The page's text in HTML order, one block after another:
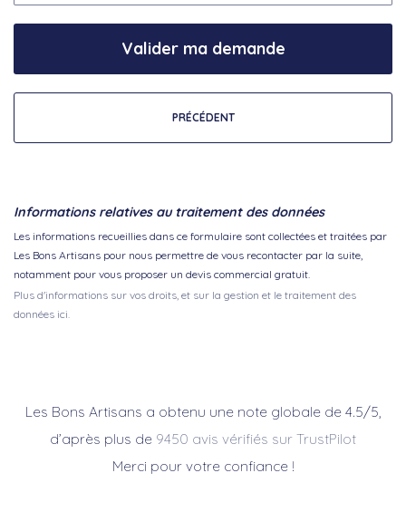
PRÉCÉDENT
Valider ma demande
Informations relatives au traitement des données
Les informations recueillies dans ce formulaire sont collectées et traitées par
Les Bons Artisans pour nous permettre de vous recontacter par la suite,
notamment pour vous proposer un devis commercial gratuit.
Plus d'informations sur vos droits, et sur la gestion et le traitement des
données ici.
Les Bons Artisans a obtenu une note globale de 4.5/5,
d’après plus de 9450 avis vérifiés sur TrustPilot
Merci pour votre confiance !